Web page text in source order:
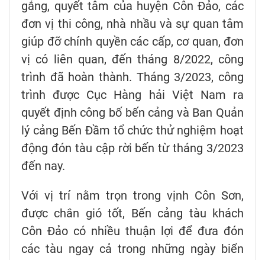
gắng, quyết tâm của huyện Côn Đảo, các
đơn vị thi công, nhà nhầu và sự quan tâm
giúp đỡ chính quyền các cấp, cơ quan, đơn
vị có liên quan, đến tháng 8/2022, công
trình đã hoàn thành. Tháng 3/2023, công
trình được Cục Hàng hải Việt Nam ra
quyết định công bố bến cảng và Ban Quản
lý cảng Bến Đầm tổ chức thử nghiệm hoạt
động đón tàu cập rời bến từ tháng 3/2023
đến nay.
Với vị trí nằm trọn trong vịnh Côn Sơn,
được chắn gió tốt, Bến cảng tàu khách
Côn Đảo có nhiều thuận lợi để đưa đón
các tàu ngay cả trong những ngày biển